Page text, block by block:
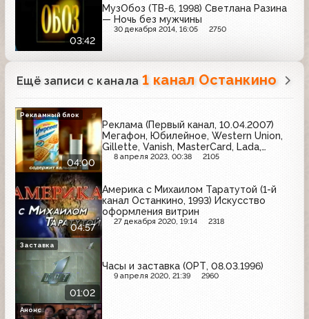
03:42
МузОбоз (ТВ-6, 1998) Светлана Разина
— Ночь без мужчины
30 декабря 2014, 16:05 2750
Ещё записи с канала 1 канал Останкино
04:00
Реклама (Первый канал, 10.04.2007)
Мегафон, Юбилейное, Western Union,
Gillette, Vanish, MasterCard, Lada,
Причуда, Snickers
8 апреля 2023, 00:38 2105
Рекламный блок
04:57
Америка с Михаилом Таратутой (1-й
канал Останкино, 1993) Искусство
оформления витрин
27 декабря 2020, 19:14 2318
01:02
Часы и заставка (ОРТ, 08.03.1996)
9 апреля 2020, 21:39 2960
Заставка
Анонс